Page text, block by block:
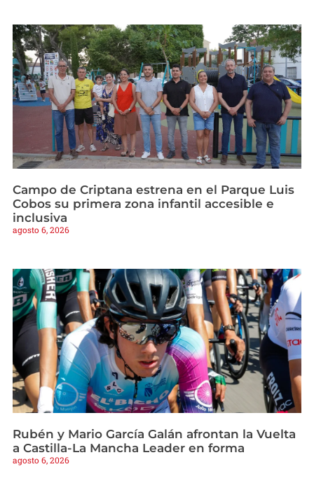
Campo de Criptana estrena en el Parque Luis
Cobos su primera zona infantil accesible e
inclusiva
agosto 6, 2026
Rubén y Mario García Galán afrontan la Vuelta
a Castilla-La Mancha Leader en forma
agosto 6, 2026